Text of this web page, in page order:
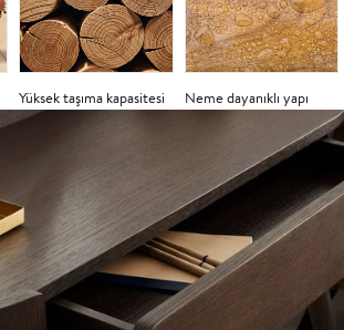
Yüksek taşıma kapasitesi Neme dayanıklı yapı